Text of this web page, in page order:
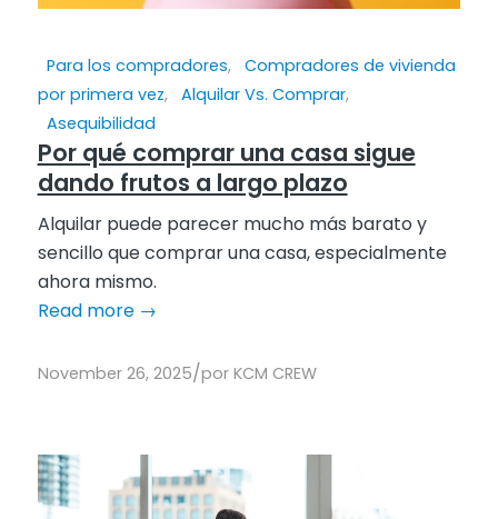
Para los compradores, Compradores de vivienda
por primera vez, Alquilar Vs. Comprar,
Asequibilidad
Por qué comprar una casa sigue
dando frutos a largo plazo
Alquilar puede parecer mucho más barato y
sencillo que comprar una casa, especialmente
ahora mismo.
Read more→
November 26, 2025/por KCM CREW